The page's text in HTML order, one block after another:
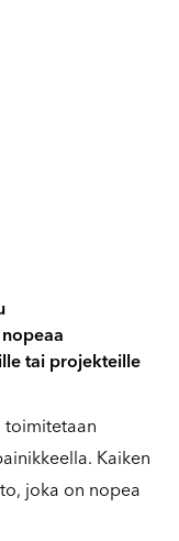
tai projekteille
toimitetaan
Kaiken
joka on nopea